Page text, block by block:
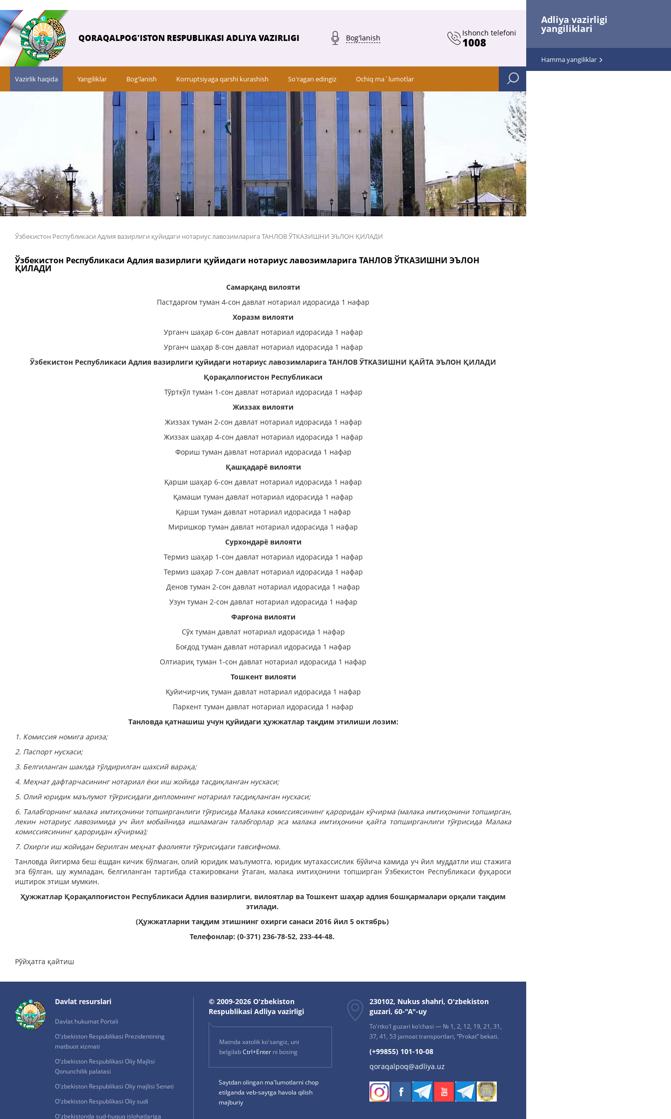
Adliya vazirligi
yangiliklari
Hamma yangiliklar
QORAQALPOG'ISTON RESPUBLIKASI ADLIYA VAZIRLIGI Bog'lanish
Ishonch telefoni
1008
Vazirlik haqida Yangiliklar Bog'lanish Korruptsiyaga qarshi kurashish So'ragan edingiz Ochiq ma`lumotlar
Ўзбекистон Республикаси Адлия вазирлиги қуйидаги нотариус лавозимларига ТАНЛОВ ЎТКАЗИШНИ ЭЪЛОН ҚИЛАДИ
Ўзбекистон Республикаси Адлия вазирлиги қуйидаги нотариус лавозимларига ТАНЛОВ ЎТКАЗИШНИ ЭЪЛОН
ҚИЛАДИ
Самарқанд вилояти
Пастдарғом туман 4-сон давлат нотариал идорасида 1 нафар
Хоразм вилояти
Урганч шаҳар 6-сон давлат нотариал идорасида 1 нафар
Урганч шаҳар 8-сон давлат нотариал идорасида 1 нафар
Ўзбекистон Республикаси Адлия вазирлиги қуйидаги нотариус лавозимларига ТАНЛОВ ЎТКАЗИШНИ ҚАЙТА ЭЪЛОН ҚИЛАДИ
Қорақалпоғистон Республикаси
Тўрткўл туман 1-сон давлат нотариал идорасида 1 нафар
Жиззах вилояти
Жиззах туман 2-сон давлат нотариал идорасида 1 нафар
Жиззах шаҳар 4-сон давлат нотариал идорасида 1 нафар
Фориш туман давлат нотариал идорасида 1 нафар
Қашқадарё вилояти
Қарши шаҳар 6-сон давлат нотариал идорасида 1 нафар
Қамаши туман давлат нотариал идорасида 1 нафар
Қарши туман давлат нотариал идорасида 1 нафар
Миришкор туман давлат нотариал идорасида 1 нафар
Сурхондарё вилояти
Термиз шаҳар 1-сон давлат нотариал идорасида 1 нафар
Термиз шаҳар 7-сон давлат нотариал идорасида 1 нафар
Денов туман 2-сон давлат нотариал идорасида 1 нафар
Узун туман 2-сон давлат нотариал идорасида 1 нафар
Фарғона вилояти
Сўх туман давлат нотариал идорасида 1 нафар
Боғдод туман давлат нотариал идорасида 1 нафар
Олтиариқ туман 1-сон давлат нотариал идорасида 1 нафар
Тошкент вилояти
Қуйичирчиқ туман давлат нотариал идорасида 1 нафар
Паркент туман давлат нотариал идорасида 1 нафар
Танловда қатнашиш учун қуйидаги ҳужжатлар тақдим этилиши лозим:
1. Комиссия номига ариза;
2. Паспорт нусхаси;
3. Белгиланган шаклда тўлдирилган шахсий варақа;
4. Меҳнат дафтарчасининг нотариал ёки иш жойида тасдиқланган нусхаси;
5. Олий юридик маълумот тўғрисидаги дипломнинг нотариал тасдиқланган нусхаси;
6. Талабгорнинг малака имтиҳонини топширганлиги тўғрисида Малака комиссиясининг қароридан кўчирма (малака имтиҳонини топширган,
лекин нотариус лавозимида уч йил мобайнида ишламаган талабгорлар эса малака имтиҳонини қайта топширганлиги тўғрисида Малака
комиссиясининг қароридан кўчирма);
7. Охирги иш жойидан берилган меҳнат фаолияти тўғрисидаги тавсифнома.
Танловда йигирма беш ёшдан кичик бўлмаган, олий юридик маълумотга, юридик мутахассислик бўйича камида уч йил муддатли иш стажига
эга бўлган, шу жумладан, белгиланган тартибда стажировкани ўтаган, малака имтиҳонини топширган Ўзбекистон Республикаси фуқароси
иштирок этиши мумкин.
Ҳужжатлар Қорақалпоғистон Республикаси Адлия вазирлиги, вилоятлар ва Тошкент шаҳар адлия бошқармалари орқали тақдим
этилади.
(Ҳужжатларни тақдим этишнинг охирги санаси 2016 йил 5 октябрь)
Телефонлар: (0-371) 236-78-52, 233-44-48.
Рўйҳатга қайтиш
Davlat resurslari
Davlat hukumat Portali
O'zbekiston Respublikasi Prezidentining
matbuot xizmati
O'zbekiston Respublikasi Oliy Majlisi
Qonunchilik palatasi
O'zbekiston Respublikasi Oliy majlisi Senati
O'zbekiston Respublikasi Oliy sudi
O'zbekistonda sud-huquq islohatlariga
© 2009-2026 O'zbekiston
Respublikasi Adliya vazirligi
Matnda xatolik ko'sangiz, uni
belgilabCtrl+Enterni bosing
Saytdan olingan ma'lumotlarni chop
etilganda veb-saytga havola qilish
majburiy
230102, Nukus shahri, O'zbekiston
guzari, 60-"A"-uy
To'rtko'l guzari ko'chasi — № 1, 2, 12, 19, 21, 31,
37, 41, 53 jamoat transportlari, “Prokat” bekati.
(+99855) 101-10-08
qoraqalpoq@adliya.uz